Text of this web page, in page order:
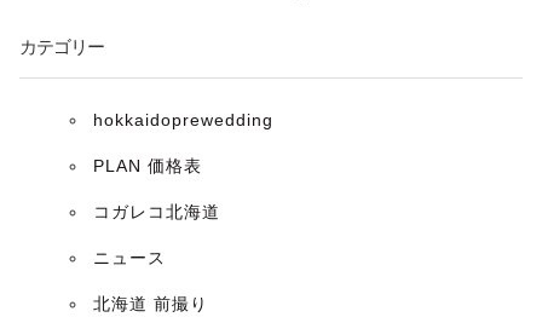
ン
カテゴリー
hokkaidoprewedding
PLAN 価格表
コガレコ北海道
ニュース
北海道 前撮り